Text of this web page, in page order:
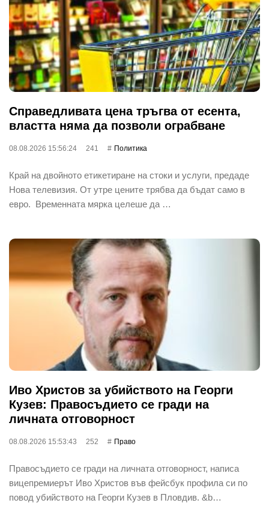
Справедливата цена тръгва от есента,
властта няма да позволи ограбване
08.08.2026 15:56:24 241 Политика
Край на двойното етикетиране на стоки и услуги, предаде
Нова телевизия. От утре цените трябва да бъдат само в
евро. Временната мярка целеше да …
Иво Христов за убийството на Георги
Кузев: Правосъдието се гради на
личната отговорност
08.08.2026 15:53:43 252 Право
Правосъдието се гради на личната отговорност, написа
вицепремиерът Иво Христов във фейсбук профила си по
повод убийството на Георги Кузев в Пловдив. &b…